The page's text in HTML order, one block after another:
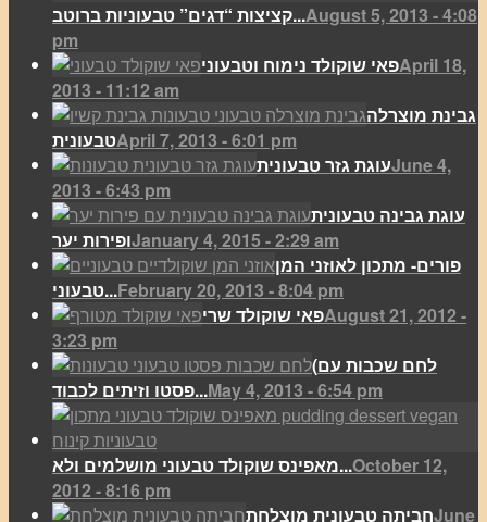
קציצות “דגים” טבעוניות ברוטב...August 5, 2013 - 4:08
pm
פאי שוקולד נימוח וטבעוניApril 18,
2013 - 11:12 am
גבינת מוצרלה
טבעוניתApril 7, 2013 - 6:01 pm
עוגת גזר טבעוניתJune 4,
2013 - 6:43 pm
עוגת גבינה טבעונית
ופירות יערJanuary 4, 2015 - 2:29 am
פורים- מתכון לאוזני המן
טבעוני...February 20, 2013 - 8:04 pm
פאי שוקולד שריAugust 21, 2012 -
3:23 pm
(לחם שכבות עם
פסטו וזיתים לכבוד...May 4, 2013 - 6:54 pm
מאפינס שוקולד טבעוני מושלמים ולא...October 12,
2012 - 8:16 pm
חביתה טבעונית מוצלחתJune